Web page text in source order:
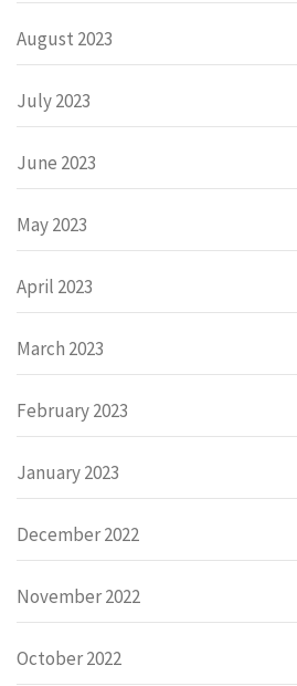
August 2023
July 2023
June 2023
May 2023
April 2023
March 2023
February 2023
January 2023
December 2022
November 2022
October 2022